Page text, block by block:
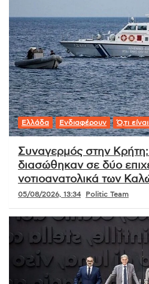
Ελλάδα Ενδιαφέρουν Ό,τι
Συναγερμός στην Κρήτη:
διασώθηκαν σε δύο
νοτιοανατολικά των
05/08/2026, 13:34 Politic Team